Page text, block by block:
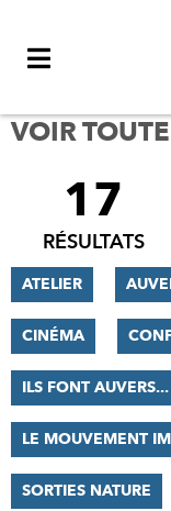
VOIR
FILTRER
RÉSULTATS
17
RÉSULTATS
ATELIER
CINÉMA
ILS FONT AUVERS...
LE MOUVEMENT
SORTIES NATURE